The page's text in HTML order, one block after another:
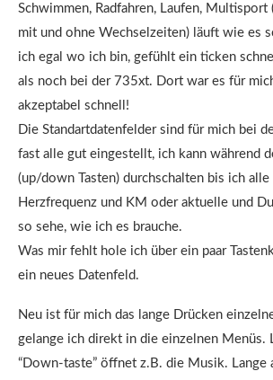
Schwimmen, Radfahren, Laufen, Multisport
mit und ohne Wechselzeiten) läuft wie es
ich egal wo ich bin, gefühlt ein ticken
als noch bei der 735xt. Dort war es für
akzeptabel schnell!
Die Standartdatenfelder sind für mich bei
fast alle gut eingestellt, ich kann während
(up/down Tasten) durchschalten bis ich
Herzfrequenz und KM oder aktuelle und
so sehe, wie ich es brauche.
Was mir fehlt hole ich über ein paar
ein neues Datenfeld.
Neu ist für mich das lange Drücken
gelange ich direkt in die einzelnen Menüs.
“Down-taste” öffnet z.B. die Musik. Lange